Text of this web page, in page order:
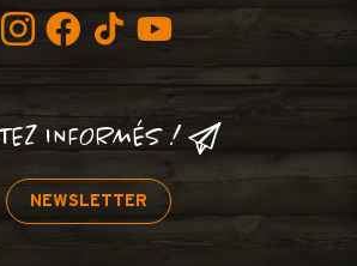
INFORMÉS !
NEWSLETTER